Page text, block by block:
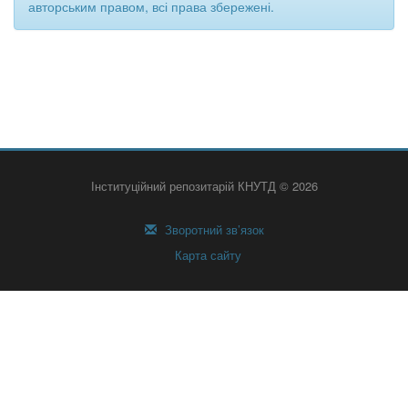
авторським правом, всі права збережені.
Інституційний репозитарій КНУТД © 2026
Зворотний зв’язок
Карта сайту